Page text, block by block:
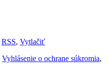
RSS, Vytlačiť
Vyhlásenie o ochrane súkromia,